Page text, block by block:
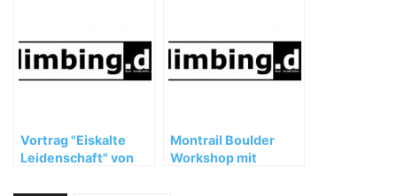
Vortrag "Eiskalte
Leidenschaft" von
Montrail Boulder
Workshop mit